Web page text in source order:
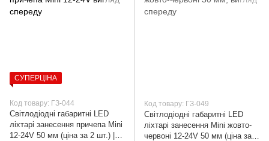
СУПЕРЦІНА
Код товару: ГЗ-044
Світлодіодні габаритні LED
ліхтарі занесення причепа Mini
12-24V 50 мм (ціна за 2 шт.) |
Код товару: ГЗ-049
Світлодіодні габаритні LED
ліхтарі занесення Mini жовто-
червоні 12-24V 50 мм (ціна за 2